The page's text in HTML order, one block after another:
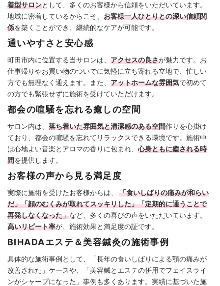
着型サロンとして、多くのお客様から信頼をいただいています。
地域に密着しているからこそ、 お客様一人ひとりとの深い信頼関
係を築くことができ、継続的なケアが可能です。
通いやすさと安心感
町田市内に位置する当サロンは、 アクセスの良さが魅力です。お
仕事帰りやお買い物のついでに気軽に立ち寄れる立地で、忙しい
方でも無理なく通えます。また、 アットホームな雰囲気で初めて
の方でも緊張せずに施術を受けていただけます。
都会の喧騒を忘れる癒しの空間
サロン内は、 落ち着いた雰囲気と清潔感のある空間作りを心掛け
ており、都会の喧騒を忘れてリラックスできる環境です。施術中
は心地よい音楽とアロマの香りに包まれ、 心身ともに癒される時
間を提供します。
お客様の声から見る満足度
実際に施術を受けたお客様からは、 「食いしばりの痛みが和らい
だ」「顔のむくみが取れてスッキリした」「定期的に通うことで
再発しなくなった」など、多くの喜びの声をいただいています。
高いリピート率が、施術効果と満足度の証です。
BIHADAエステ＆美容鍼灸の施術事例
具体的な施術事例として、「長年の食いしばりによる顎の痛みが
改善された」ケースや、「美容鍼とエステの併用でフェイスライ
ンがシャープになった」事例も多くあります。実績に基づいた施